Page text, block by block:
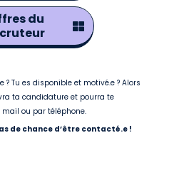
du
? Tu es disponible et motivé.e ? Alors
ta candidature et pourra te
ou par téléphone.
de chance d’être contacté.e !